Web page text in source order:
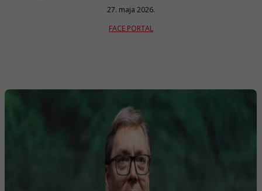
27. maja 2026.
FACE PORTAL